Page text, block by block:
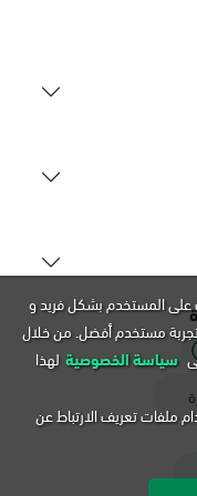
بكر
موبايلي-91 مقابل شركة
42 شارع أمام
على المستخدم بشكل فريد و
مستخدم أفضل. من خلال
سياسة الخصوصية لهذا
ملفات تعريف الارتباط عن